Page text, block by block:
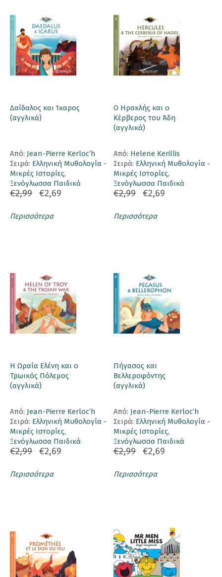
Δαίδαλος και Ίκαρος
(αγγλικά)
Aπό: Jean-Pierre Kerloc’h
Σειρά: Ελληνική Μυθολογία -
Μικρές Ιστορίες,
Ξενόγλωσσα Παιδικά
€2,99 €2,69
Περισσότερα
Ο Ηρακλής και ο
Κέρβερος του Άδη
(αγγλικά)
Aπό: Helene Kerillis
Σειρά: Ελληνική Μυθολογία -
Μικρές Ιστορίες,
Ξενόγλωσσα Παιδικά
€2,99 €2,69
Περισσότερα
Η Ωραία Ελένη και ο
Τρωικός Πόλεμος
(αγγλικά)
Aπό: Jean-Pierre Kerloc’h
Σειρά: Ελληνική Μυθολογία -
Μικρές Ιστορίες,
Ξενόγλωσσα Παιδικά
€2,99 €2,69
Περισσότερα
Πήγασος και
Βελλεροφόντης
(αγγλικά)
Aπό: Jean-Pierre Kerloc’h
Σειρά: Ελληνική Μυθολογία -
Μικρές Ιστορίες,
Ξενόγλωσσα Παιδικά
€2,99 €2,69
Περισσότερα